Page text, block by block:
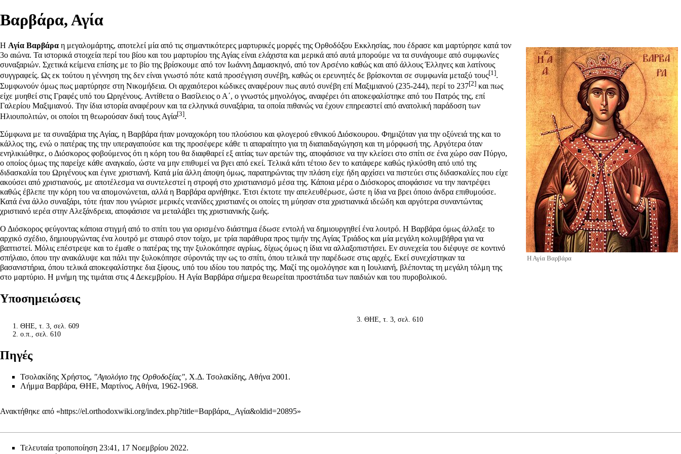
Βαρβάρα, Αγία
Η Αγία Βαρβάρα
Η Αγία Βαρβάρα η μεγαλομάρτης, αποτελεί μία από τις σημαντικότερες μαρτυρικές μορφές της Ορθοδόξου Εκκλησίας, που έδρασε και μαρτύρησε κατά τον
3ο αιώνα. Τα ιστορικά στοιχεία περί του βίου και του μαρτυρίου της Αγίας είναι ελάχιστα και μερικά από αυτά μπορούμε να τα συνάγουμε από συμφωνίες
συναξαριών. Σχετικά κείμενα επίσης με το βίο της βρίσκουμε από τον Ιωάννη Δαμασκηνό, από τον Αρσένιο καθώς και από άλλους Έλληνες και λατίνους
συγγραφείς. Ως εκ τούτου η γέννηση της δεν είναι γνωστό πότε κατά προσέγγιση συνέβη, καθώς οι ερευνητές δε βρίσκονται σε συμφωνία μεταξύ τους[1].
Συμφωνούν όμως πως μαρτύρησε στη Νικομήδεια. Οι αρχαιότεροι κώδικες αναφέρουν πως αυτό συνέβη επί Μαξιμιανού (235-244), περί το 237[2] και πως
είχε μυηθεί στις Γραφές υπό του Ωριγένους. Αντίθετα ο Βασίλειος ο Α΄, ο γνωστός μηνολόγος, αναφέρει ότι αποκεφαλίστηκε από του Πατρός της, επί
Γαλερίου Μαξιμιανού. Την ίδια ιστορία αναφέρουν και τα ελληνικά συναξάρια, τα οποία πιθανώς να έχουν επηρεαστεί από ανατολική παράδοση των
Ηλιουπολιτών, οι οποίοι τη θεωρούσαν δική τους Αγία[3].
Σύμφωνα με τα συναξάρια της Αγίας, η Βαρβάρα ήταν μοναχοκόρη του πλούσιου και φλογερού εθνικού Διόσκουρου. Φημιζόταν για την οξύνειά της και το
κάλλος της, ενώ ο πατέρας της την υπεραγαπούσε και της προσέφερε κάθε τι απαραίτητο για τη διαπαιδαγώγηση και τη μόρφωσή της. Αργότερα όταν
ενηλικιώθηκε, ο Διόσκορος φοβούμενος ότι η κόρη του θα διαφθαρεί εξ αιτίας των αρετών της, αποφάσισε να την κλείσει στο σπίτι σε ένα χώρο σαν Πύργο,
ο οποίος όμως της παρείχε κάθε αναγκαίο, ώστε να μην επιθυμεί να βγει από εκεί. Τελικά κάτι τέτοιο δεν το κατάφερε καθώς ηλκύσθη από υπό της
διδασκαλία του Ωριγένους και έγινε χριστιανή. Κατά μία άλλη άποψη όμως, παρατηρώντας την πλάση είχε ήδη αρχίσει να πιστεύει στις διδασκαλίες που είχε
ακούσει από χριστιανούς, με αποτέλεσμα να συντελεστεί η στροφή στο χριστιανισμό μέσα της. Κάποια μέρα ο Διόσκορος αποφάσισε να την παντρέψει
καθώς έβλεπε την κόρη του να απομονώνεται, αλλά η Βαρβάρα αρνήθηκε. Έτσι έκτοτε την απελευθέρωσε, ώστε η ίδια να βρει όποιο άνδρα επιθυμούσε.
Κατά ένα άλλο συναξάρι, τότε ήταν που γνώρισε μερικές νεανίδες χριστιανές οι οποίες τη μύησαν στα χριστιανικά ιδεώδη και αργότερα συναντώντας
χριστιανό ιερέα στην Αλεξάνδρεια, αποφάσισε να μεταλάβει της χριστιανικής ζωής.
Ο Διόσκορος φεύγοντας κάποια στιγμή από το σπίτι του για ορισμένο διάστημα έδωσε εντολή να δημιουργηθεί ένα λουτρό. Η Βαρβάρα όμως άλλαξε το
αρχικό σχέδιο, δημιουργώντας ένα λουτρό με σταυρό στον τοίχο, με τρία παράθυρα προς τιμήν της Αγίας Τριάδος και μία μεγάλη κολυμβήθρα για να
βαπτιστεί. Μόλις επέστρεψε και το έμαθε ο πατέρας της την ξυλοκόπησε αγρίως, δίχως όμως η ίδια να αλλαξοπιστήσει. Εν συνεχεία του διέφυγε σε κοντινό
σπήλαιο, όπου την ανακάλυψε και πάλι την ξυλοκόπησε σύροντάς την ως το σπίτι, όπου τελικά την παρέδωσε στις αρχές. Εκεί συνεχίστηκαν τα
βασανιστήρια, όπου τελικά αποκεφαλίστηκε δια ξίφους, υπό του ιδίου του πατρός της. Μαζί της ομολόγησε και η Ιουλιανή, βλέποντας τη μεγάλη τόλμη της
στο μαρτύριο. Η μνήμη της τιμάται στις 4 Δεκεμβρίου. Η Αγία Βαρβάρα σήμερα θεωρείται προστάτιδα των παιδιών και του πυροβολικού.
Υποσημειώσεις
ΘΗΕ, τ. 3, σελ. 609
ο.π., σελ. 610
ΘΗΕ, τ. 3, σελ. 610
Πηγές
Τσολακίδης Χρήστος, "Αγιολόγιο της Ορθοδοξίας", Χ.Δ. Τσολακίδης, Αθήνα 2001.
Λήμμα Βαρβάρα, ΘΗΕ, Μαρτίνος, Αθήνα, 1962-1968.
Ανακτήθηκε από «https://el.orthodoxwiki.org/index.php?title=Βαρβάρα,_Αγία&oldid=20895»
Τελευταία τροποποίηση 23:41, 17 Νοεμβρίου 2022.